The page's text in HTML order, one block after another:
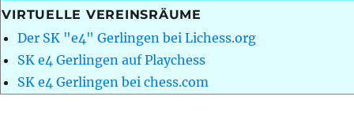
VIRTUELLE VEREINSRÄUME
Der SK "e4" Gerlingen bei Lichess.org
SK e4 Gerlingen auf Playchess
SK e4 Gerlingen bei chess.com